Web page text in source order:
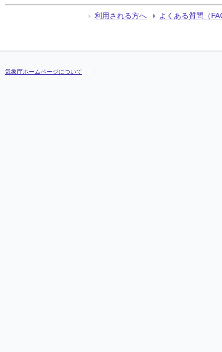
利用される方へ よくある質問（
気象庁ホームページについて